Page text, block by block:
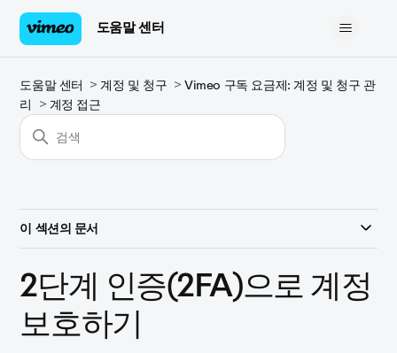
도움말 센터
도움말 센터 계정 및 청구
Vimeo 구독 요금제: 계정 및 청구 관
리
계정 접근
이 섹션의 문서
2단계 인증(2FA)으로 계정
보호하기